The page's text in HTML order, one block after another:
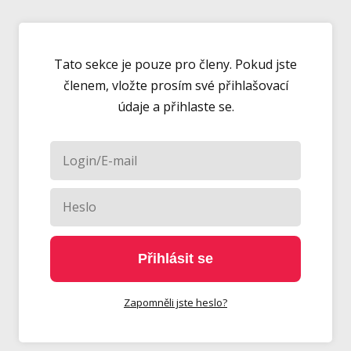
Tato sekce je pouze pro členy. Pokud jste
členem, vložte prosím své přihlašovací
údaje a přihlaste se.
Přihlásit se
Zapomněli jste heslo?